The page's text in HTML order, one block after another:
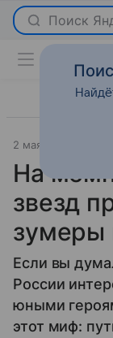
2 мая 2026
На
звезд
зумеры
Если вы
России
юными
этот миф: